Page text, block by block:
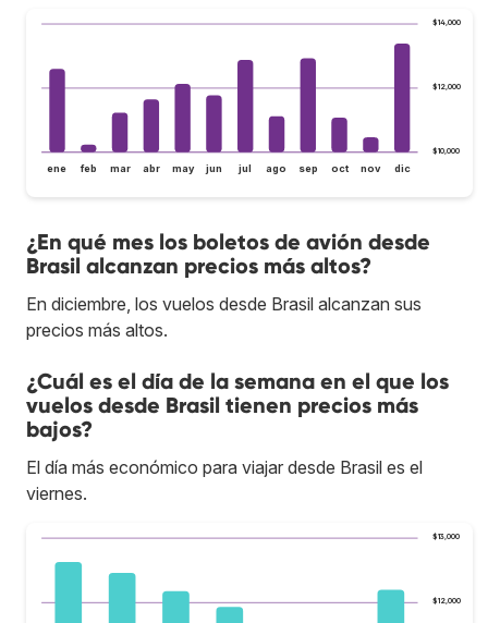
$10,000
$12,000
$14,000
ene feb mar abr may jun jul ago sep oct nov dic
¿En qué mes los boletos de avión desde
Brasil alcanzan precios más altos?
En diciembre, los vuelos desde Brasil alcanzan sus
precios más altos.
¿Cuál es el día de la semana en el que los
vuelos desde Brasil tienen precios más
bajos?
El día más económico para viajar desde Brasil es el
viernes.
$12,000
$13,000